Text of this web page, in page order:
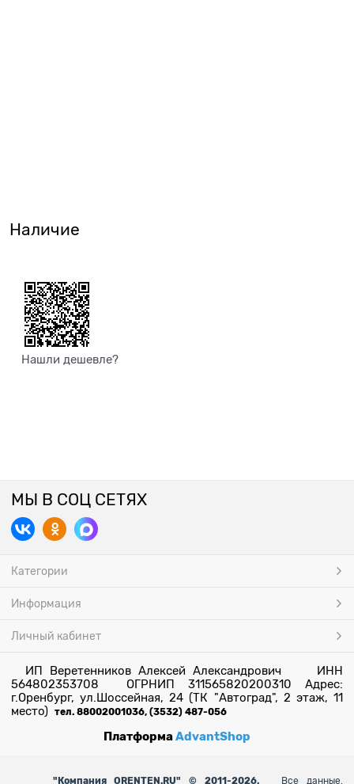
Наличие
Нашли дешевле?
МЫ В СОЦ СЕТЯХ
Категории
Информация
Личный кабинет
ИП Веретенников Алексей Александрович ИНН
564802353708 ОГРНИП 311565820200310 Адрес:
г.Оренбург, ул.Шоссейная, 24 (ТК "Автоград", 2 этаж, 11
место) тел. 88002001036, (3532) 487-056
ПлатформаAdvantShop
" Компания ORENTEN.RU" © 2011-2026. Все данные,